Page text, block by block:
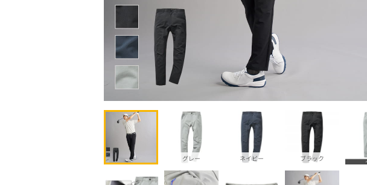
グレー ネイビー ブラック